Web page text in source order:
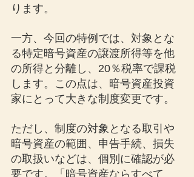
ります。
一方、今回の特例では、対象とな
る特定暗号資産の譲渡所得等を他
の所得と分離し、20％税率で課税
します。この点は、暗号資産投資
家にとって大きな制度変更です。
ただし、制度の対象となる取引や
暗号資産の範囲、申告手続、損失
の取扱いなどは、個別に確認が必
要です。「暗号資産ならすべて